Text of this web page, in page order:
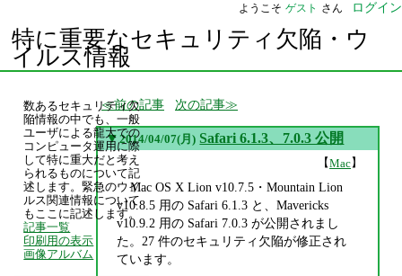
ようこそ ゲスト さん ログイン
特に重要なセキュリティ欠陥・ウ
イルス情報
前の記事 次の記事
▼ 2014/04/07(月) Safari 6.1.3、7.0.3 公開
【Mac】
Mac OS X Lion v10.7.5・Mountain Lion
v10.8.5 用の Safari 6.1.3 と、Mavericks
v10.9.2 用の Safari 7.0.3 が公開されまし
た。27 件のセキュリティ欠陥が修正され
ています。
数あるセキュリティ欠
陥情報の中でも、一般
ユーザによる龍大での
コンピュータ運用に際
して特に重大だと考え
られるものについて記
述します。緊急のウイ
ルス関連情報について
もここに記述します。
記事一覧
印刷用の表示
画像アルバム